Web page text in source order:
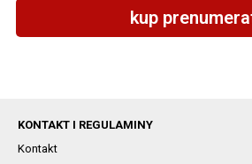
kup
KONTAKT I REGULAMINY
Kontakt